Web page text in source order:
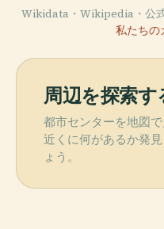
Wikidata・Wikipedia・公式
私たち
周辺を探索す
都市センターを地図で
近くに何があるか発
ょう。